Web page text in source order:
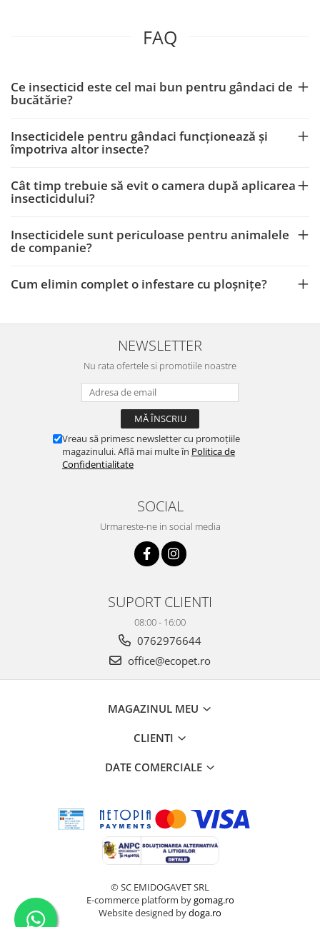
FAQ
Ce insecticid este cel mai bun pentru gândaci de
bucătărie?
Insecticidele pentru gândaci funcționează și
împotriva altor insecte?
Cât timp trebuie să evit o camera după aplicarea
insecticidului?
Insecticidele sunt periculoase pentru animalele
de companie?
Cum elimin complet o infestare cu ploșnițe?
NEWSLETTER
Nu rata ofertele si promotiile noastre
Vreau să primesc newsletter cu promoțiile
magazinului. Află mai multe în Politica de
Confidentialitate
SOCIAL
Urmareste-ne in social media
SUPORT CLIENTI
08:00 - 16:00
0762976644
office@ecopet.ro
MAGAZINUL MEU
CLIENTI
DATE COMERCIALE
© SC EMIDOGAVET SRL
E-commerce platform bygomag.ro
Website designed bydoga.ro